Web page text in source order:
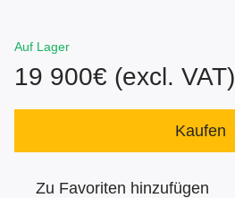
Auf Lager
19 900€ (excl. VAT)
Kaufen
Zu Favoriten hinzufügen